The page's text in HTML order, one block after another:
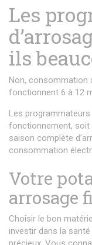
Les
ils
Non, consommation
fonctionnent 6 à 12
Les
fonctionnement, soit
saison complète
consommation
Votre
arrosage
Choisir le bon
investir dans la